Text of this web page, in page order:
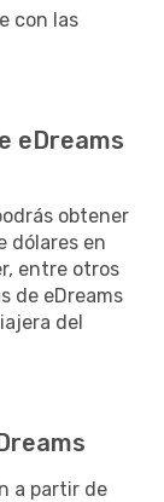
con las
eDreams
obtener
dólares en
entre otros
de eDreams
del
a partir de